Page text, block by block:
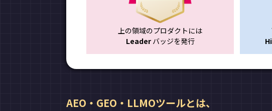
上の領域のプロダクトには
Leaderバッジを発行
AEO・GEO・LLMOツールとは、